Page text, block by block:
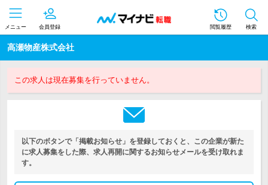
メニュー 会員登録 閲覧履歴 検索
高瀬物産株式会社
この求人は現在募集を行っていません。
以下のボタンで「掲載お知らせ」を登録しておくと、この企業が新た
に求人募集をした際、求人再開に関するお知らせメールを受け取れま
す。